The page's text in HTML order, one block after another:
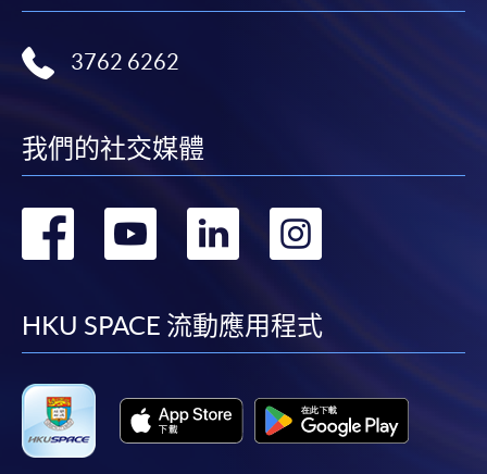
3762 6262
我們的社交媒體
轉
facebook
轉
youtube
轉
linkedin
HKU SPACE 流動應用程式